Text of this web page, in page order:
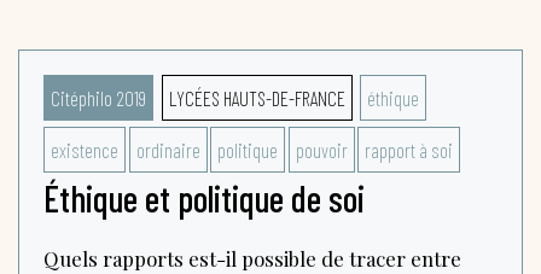
Citéphilo 2019 LYCÉES HAUTS-DE-FRANCE éthique
existence ordinaire politique pouvoir rapport à soi
Éthique et politique de soi
Quels rapports est-il possible de tracer entre